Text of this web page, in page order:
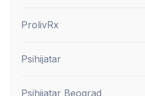
ProlivRx
Psihijatar
Psihijatar Beograd